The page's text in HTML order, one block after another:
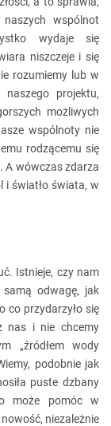
wspólnot
wydaje się
niszczeje i się
rozumiemy lub w
projektu,
możliwych
wspólnoty nie
rodzącemu się
A wówczas zdarza
i światło świata, w
Istnieje, czy nam
odwagę, jak
co przydarzyło się
nas i nie chcemy
„źródłem wody
podobnie jak
puste dzbany
może pomóc w
niezależnie